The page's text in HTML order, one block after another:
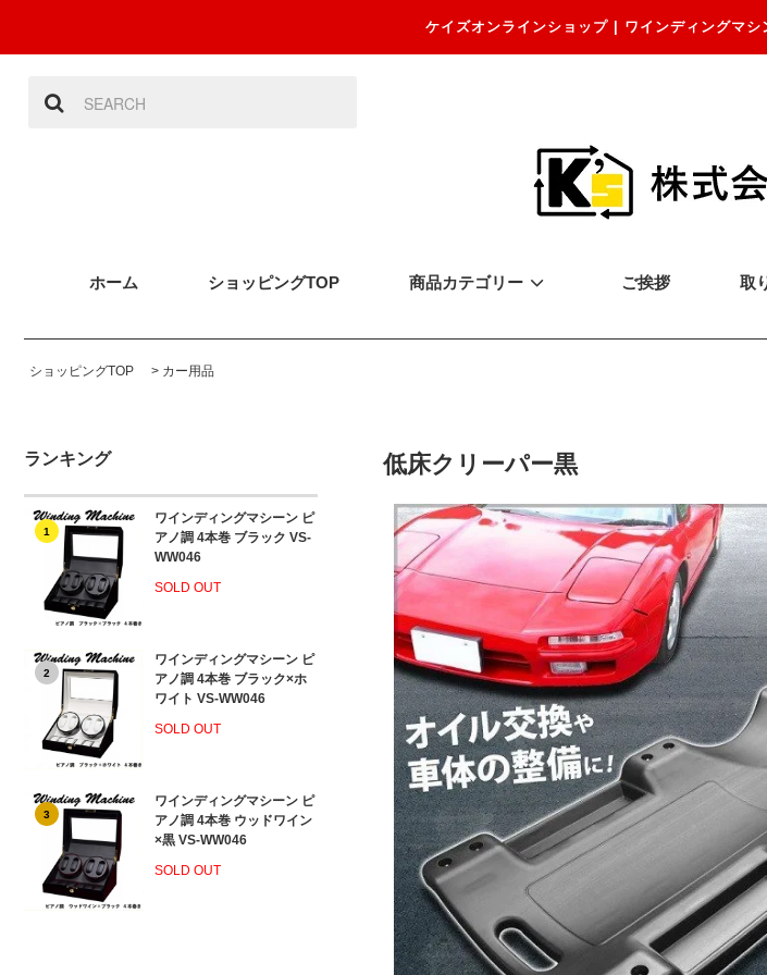
ケイズオンラインショップ | ワインディングマ
ホーム ショッピングTOP 商品カテゴリー ご挨拶 取
ショッピングTOP > カー用品
ランキング
1
ワインディングマシーン ピ
アノ調 4本巻 ブラック VS-
WW046
SOLD OUT
2
ワインディングマシーン ピ
アノ調 4本巻 ブラック×ホ
ワイト VS-WW046
SOLD OUT
3
ワインディングマシーン ピ
アノ調 4本巻 ウッドワイン
×黒 VS-WW046
SOLD OUT
低床クリーパー黒